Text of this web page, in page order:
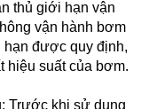
thủ giới hạn vận
vận hành bơm
được quy định,
hiệu suất của bơm.
Trước khi sử dụng